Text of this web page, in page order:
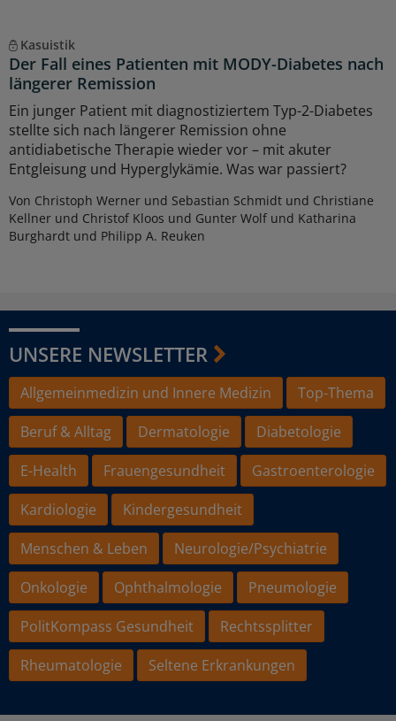
Kasuistik
Der Fall eines Patienten mit MODY-Diabetes nach
längerer Remission
Ein junger Patient mit diagnostiziertem Typ-2-Diabetes
stellte sich nach längerer Remission ohne
antidiabetische Therapie wieder vor – mit akuter
Entgleisung und Hyperglykämie. Was war passiert?
Von Christoph Werner und Sebastian Schmidt und Christiane
Kellner und Christof Kloos und Gunter Wolf und Katharina
Burghardt und Philipp A. Reuken
UNSERE NEWSLETTER
Allgemeinmedizin und Innere Medizin
Top-Thema
Beruf & Alltag
Dermatologie
Diabetologie
E-Health
Frauengesundheit
Gastroenterologie
Kardiologie
Kindergesundheit
Menschen & Leben
Neurologie/Psychiatrie
Onkologie
Ophthalmologie
Pneumologie
PolitKompass Gesundheit
Rechtssplitter
Rheumatologie
Seltene Erkrankungen